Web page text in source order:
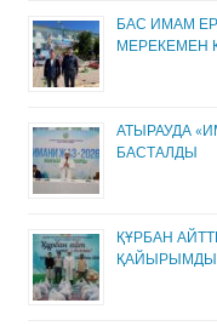
БАС ИМАМ
МЕРЕКЕМЕН
АТЫРАУДА
БАСТАЛДЫ
ҚҰРБАН